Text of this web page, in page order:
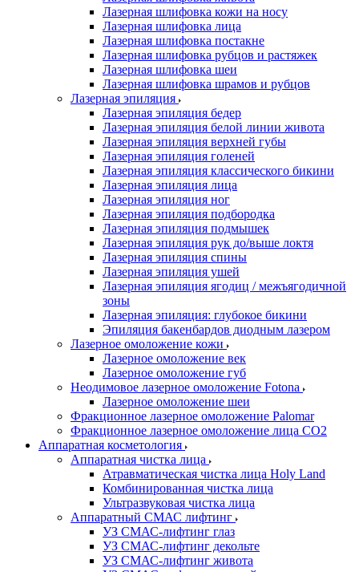
Лазерная шлифовка кожи на носу
Лазерная шлифовка лица
Лазерная шлифовка постакне
Лазерная шлифовка рубцов и растяжек
Лазерная шлифовка шеи
Лазерная шлифовка шрамов и рубцов
Лазерная эпиляция
Лазерная эпиляция бедер
Лазерная эпиляция белой линии живота
Лазерная эпиляция верхней губы
Лазерная эпиляция голеней
Лазерная эпиляция классического бикини
Лазерная эпиляция лица
Лазерная эпиляция ног
Лазерная эпиляция подбородка
Лазерная эпиляция подмышек
Лазерная эпиляция рук до/выше локтя
Лазерная эпиляция спины
Лазерная эпиляция ушей
Лазерная эпиляция ягодиц / межъягодичной
зоны
Лазерная эпиляция: глубокое бикини
Эпиляция бакенбардов диодным лазером
Лазерное омоложение кожи
Лазерное омоложение век
Лазерное омоложение губ
Неодимовое лазерное омоложение Fotona
Лазерное омоложение шеи
Фракционное лазерное омоложение Palomar
Фракционное лазерное омоложение лица СО2
Аппаратная косметология
Аппаратная чистка лица
Атравматическая чистка лица Holy Land
Комбинированная чистка лица
Ультразвуковая чистка лица
Аппаратный СМАС лифтинг
УЗ СМАС-лифтинг глаз
УЗ СМАС-лифтинг декольте
УЗ СМАС-лифтинг живота